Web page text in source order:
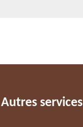
Autres services